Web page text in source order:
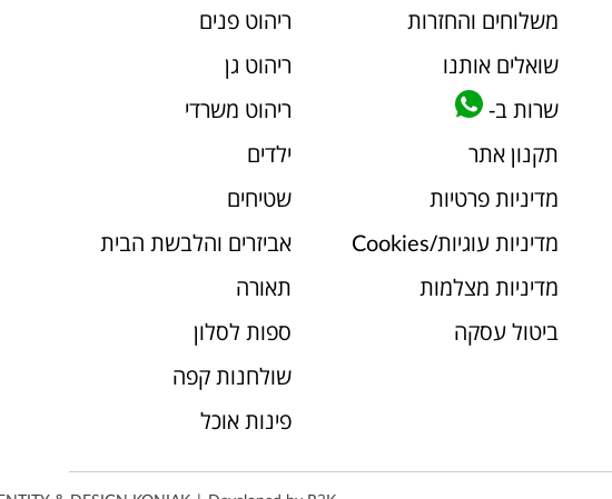
משלוחים והחזרות
שואלים אותנו
שרות ב-
תקנון אתר
מדיניות פרטיות
מדיניות עוגיות/Cookies
מדיניות מצלמות
ביטול עסקה
ריהוט פנים
ריהוט גן
ריהוט משרדי
ילדים
שטיחים
אביזרים והלבשת הבית
תאורה
ספות לסלון
שולחנות קפה
פינות אוכל